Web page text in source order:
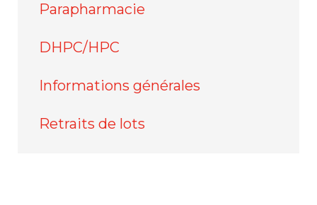
Parapharmacie
DHPC/HPC
Informations générales
Retraits de lots